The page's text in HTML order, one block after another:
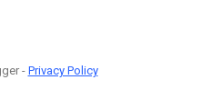
-Privacy Policy